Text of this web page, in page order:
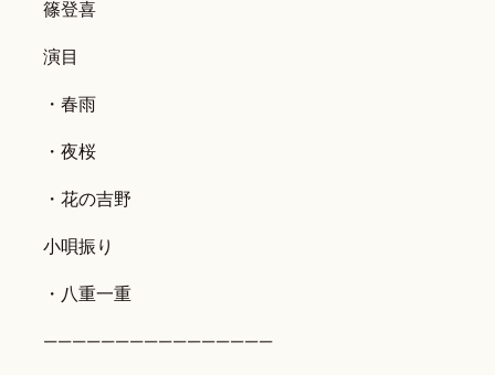
篠登喜
演目
・春雨
・夜桜
・花の吉野
小唄振り
・八重一重
————————————————